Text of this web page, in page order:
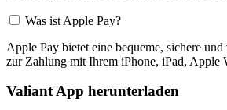
Was ist Apple Pay?
Apple Pay bietet eine bequeme, sichere
zur Zahlung mit Ihrem iPhone, iPad, Apple
Valiant App herunterladen